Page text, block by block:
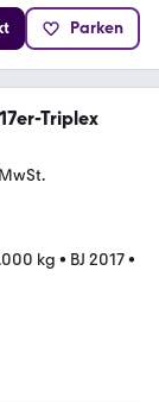
Parken
Triplex
kg • BJ 2017•